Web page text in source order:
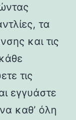
τα
και τις
τις
εγγυάστε
καθ’ όλη